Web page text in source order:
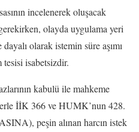
incelenerek oluşacak
olayda uygulama yeri
olarak istemin süre aşımı
isabetsizdir.
kabulü ile mahkeme
İİK 366 ve HUMK’nun 428.
peşin alınan harcın istek